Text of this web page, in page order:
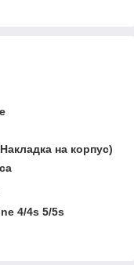
на корпус)
4/4s 5/5s